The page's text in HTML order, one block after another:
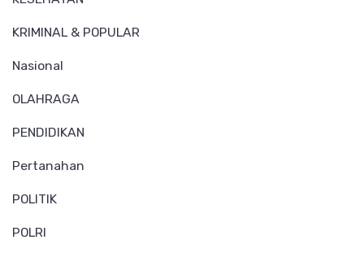
KRIMINAL & POPULAR
Nasional
OLAHRAGA
PENDIDIKAN
Pertanahan
POLITIK
POLRI